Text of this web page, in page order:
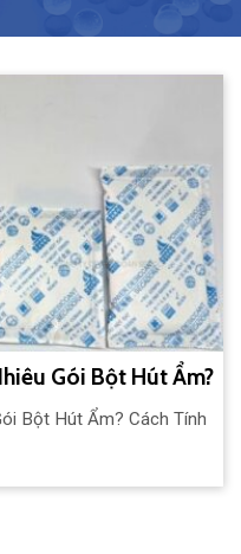
Gói Bột Hút Ẩm?
Bột Hút Ẩm? Cách Tính